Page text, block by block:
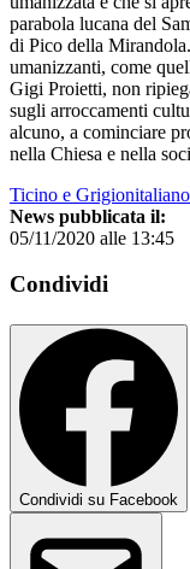
parabola lucana del
di Pico della
umanizzanti, come
Gigi Proietti, non
sugli arroccamenti
alcuno, a cominciare
nella Chiesa e nella
Ticino e Grigionitaliano
News pubblicata il:
05/11/2020 alle 13:45
Condividi
Condividi su Facebook